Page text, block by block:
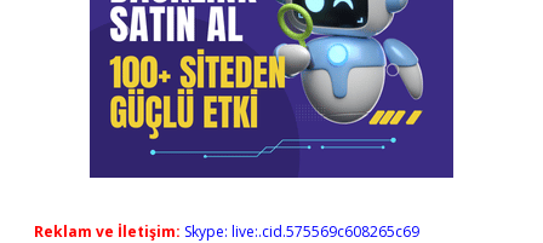
Reklam ve İletişim: Skype: live:.cid.575569c608265c69